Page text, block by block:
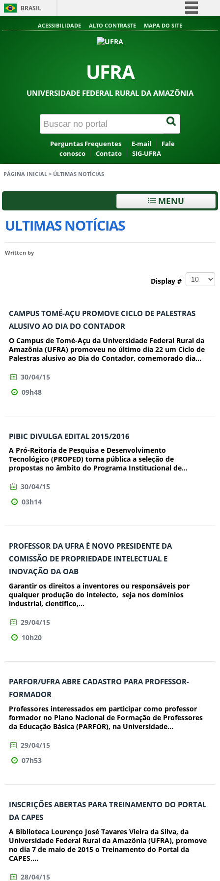
BRASIL
Simplifique!
Acesso à informação
ACESSIBILIDADE ALTO CONTRASTE MAPA DO SITE
UFRA
UNIVERSIDADE FEDERAL RURAL DA AMAZÔNIA
Perguntas Frequentes E-mail
Fale
conosco
Contato SIG-UFRA
PÁGINA INICIAL > ÚLTIMAS NOTÍCIAS
MENU
ULTIMAS NOTÍCIAS
Written by
Display #
CAMPUS TOMÉ-AÇU PROMOVE CICLO DE PALESTRAS
ALUSIVO AO DIA DO CONTADOR
O Campus de Tomé-Açu da Universidade Federal Rural da
Amazônia (UFRA) promoveu no último dia 22 um Ciclo de
Palestras alusivo ao Dia do Contador, comemorado dia...
30/04/15
09h48
PIBIC DIVULGA EDITAL 2015/2016
A Pró-Reitoria de Pesquisa e Desenvolvimento
Tecnológico (PROPED) torna pública a seleção de
propostas no âmbito do Programa Institucional de...
30/04/15
03h14
PROFESSOR DA UFRA É NOVO PRESIDENTE DA
COMISSÃO DE PROPRIEDADE INTELECTUAL E
INOVAÇÃO DA OAB
Garantir os direitos a inventores ou responsáveis por
qualquer produção do intelecto, seja nos domínios
industrial, científico,...
29/04/15
10h20
PARFOR/UFRA ABRE CADASTRO PARA PROFESSOR-
FORMADOR
Professores interessados em participar como professor
formador no Plano Nacional de Formação de Professores
da Educação Básica (PARFOR), na Universidade...
29/04/15
07h53
INSCRIÇÕES ABERTAS PARA TREINAMENTO DO PORTAL
DA CAPES
A Biblioteca Lourenço José Tavares Vieira da Silva, da
Universidade Federal Rural da Amazônia (UFRA), promove
no dia 7 de maio de 2015 o Treinamento do Portal da
CAPES,...
28/04/15